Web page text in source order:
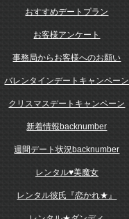
おすすめデートプラン
お客様アンケート
事務局からお客様へのお願い
バレンタインデートキャンペーン
クリスマスデートキャンペーン
新着情報backnumber
週間デート状況backnumber
レンタル♥美魔女
レンタル彼氏『恋かれ★』